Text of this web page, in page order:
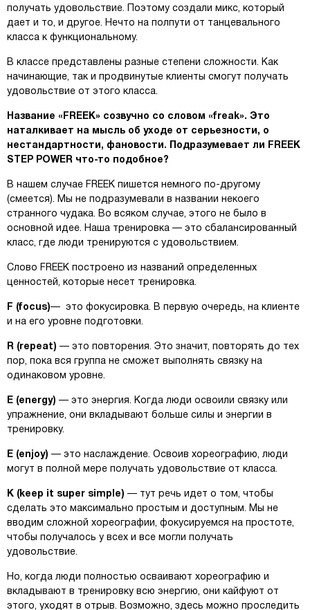
получать удовольствие. Поэтому создали микс, который
дает и то, и другое. Нечто на полпути от танцевального
класса к функциональному.
В классе представлены разные степени сложности. Как
начинающие, так и продвинутые клиенты смогут получать
удовольствие от этого класса.
Название «FREEK» созвучно со словом «freak». Это
наталкивает на мысль об уходе от серьезности, о
нестандартности, фановости. Подразумевает ли FREEK
STEP POWER что-то подобное?
В нашем случае FREEK пишется немного по-другому
(смеется). Мы не подразумевали в названии некоего
странного чудака. Во всяком случае, этого не было в
основной идее. Наша тренировка — это сбалансированный
класс, где люди тренируются с удовольствием.
Слово FREEK построено из названий определенных
ценностей, которые несет тренировка.
F (focus)— это фокусировка. В первую очередь, на клиенте
и на его уровне подготовки.
R (repeat) — это повторения. Это значит, повторять до тех
пор, пока вся группа не сможет выполнять связку на
одинаковом уровне.
Е (energy) — это энергия. Когда люди освоили связку или
упражнение, они вкладывают больше силы и энергии в
тренировку.
Е (enjoy) — это наслаждение. Освоив хореографию, люди
могут в полной мере получать удовольствие от класса.
К (keep it super simрle) — тут речь идет о том, чтобы
сделать это максимально простым и доступным. Мы не
вводим сложной хореографии, фокусируемся на простоте,
чтобы получалось у всех и все могли получать
удовольствие.
Но, когда люди полностью осваивают хореографию и
вкладывают в тренировку всю энергию, они кайфуют от
этого, уходят в отрыв. Возможно, здесь можно проследить